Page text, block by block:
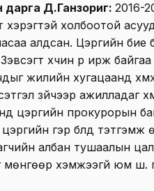
Д.Ганзориг: 2016-
хэрэгтэй холбоотой
алдсан. Цэргийн бие
хүчин рүү ирж
жилийн хугацаанд
зүйчээр ажилладаг
цэргийн прокурорын
гэр бүлд тэтгэмж
албан тушаалын
хэмжээгүй юм шүү.